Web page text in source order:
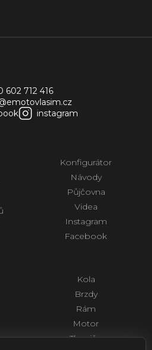
602 712 416
instagram
Konfigurátor
Návody
Půjčovna
Videa
Instagram
Facebook
Kola
Brzdy
Rám
Motor
Tlumiče